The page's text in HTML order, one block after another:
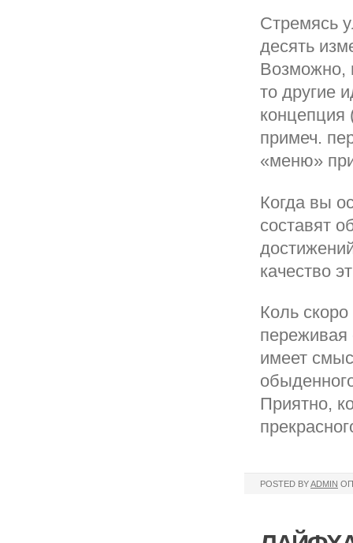
Стремясь
десять
Возможно,
то другие
концепция
примеч.
«меню»
Когда вы
составят
качество
Коль
переживая
имеет
Приятно,
POSTED BYADMIN